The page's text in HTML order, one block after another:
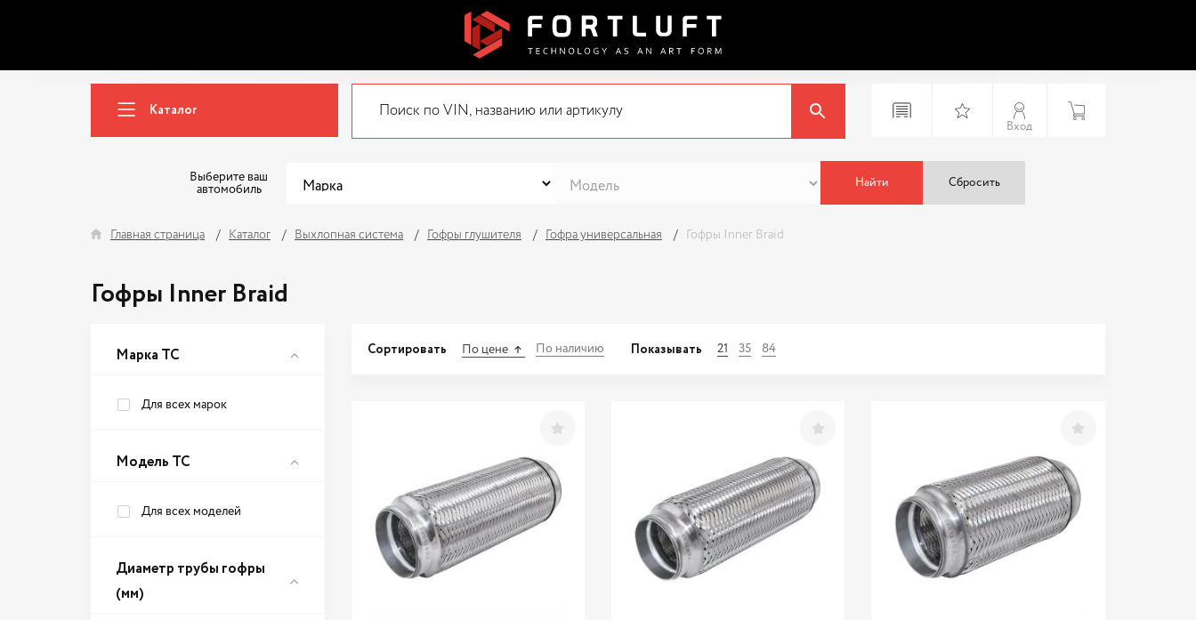
Каталог
Вход
Выберите ваш
автомобиль
Найти Сбросить
Главная страница Каталог Выхлопная система Гофры глушителя Гофра универсальная Гофры Inner Braid
Гофры Inner Braid
Марка ТС
Для всех марок
Модель ТС
Для всех моделей
Диаметр трубы гофры
(мм)
Сортировать По цене По наличию Показывать 21 35 84